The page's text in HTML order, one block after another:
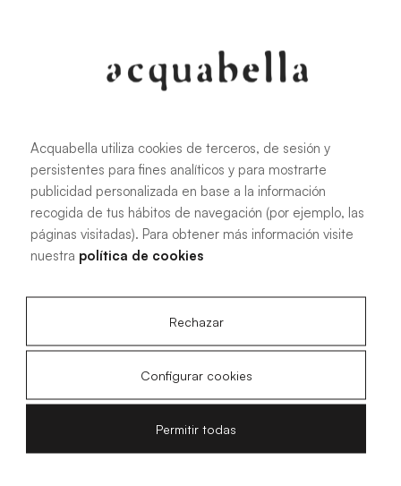
PDF
Manuel d'installation des receveurs
de douche Akron®
4.15 MB|PDF
Acquabella utiliza cookies de terceros, de sesión y
persistentes para fines analíticos y para mostrarte
publicidad personalizada en base a la información
recogida de tus hábitos de navegación (por ejemplo, las
páginas visitadas). Para obtener más información visite
nuestra política de cookies
Rechazar
Configurar cookies
Permitir todas